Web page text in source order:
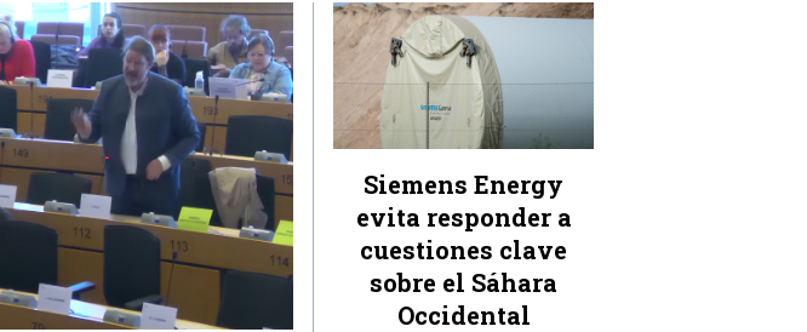
Siemens Energy
evita responder a
cuestiones clave
sobre el Sáhara
Occidental